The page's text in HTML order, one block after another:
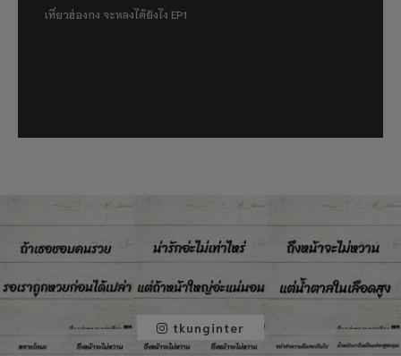
เที่ยวฮ่องกง จะหลงได้ยังไง EP1
tkunginter